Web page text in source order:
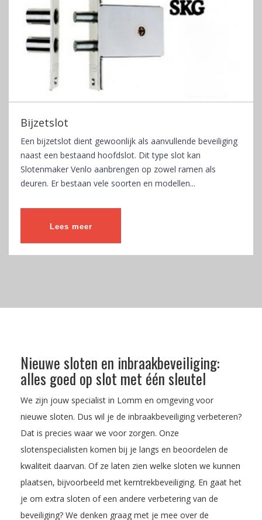
Bijzetslot
Een bijzetslot dient gewoonlijk als aanvullende beveiliging
naast een bestaand hoofdslot. Dit type slot kan
Slotenmaker Venlo aanbrengen op zowel ramen als
deuren. Er bestaan vele soorten en modellen...
Lees meer
Nieuwe sloten en inbraakbeveiliging:
alles goed op slot met één sleutel
We zijn jouw specialist in Lomm en omgeving voor
nieuwe sloten. Dus wil je de inbraakbeveiliging verbeteren?
Dat is precies waar we voor zorgen. Onze
slotenspecialisten komen bij je langs en beoordelen de
kwaliteit daarvan. Of ze laten zien welke sloten we kunnen
plaatsen, bijvoorbeeld met kerntrekbeveiliging. En gaat het
je om extra sloten of een andere verbetering van de
beveiliging? We denken graag met je mee over de